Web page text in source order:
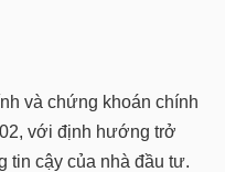
và chứng khoán chính
với định hướng trở
tin cậy của nhà đầu tư.